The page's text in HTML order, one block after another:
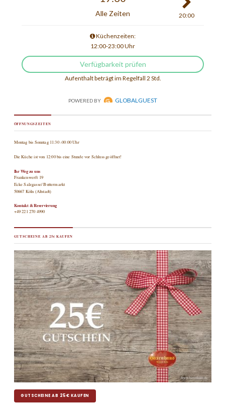
ÖFFNUNGSZEITEN
Montag bis Sonntag 11:30 -00:00 Uhr
Die Küche ist von 12:00 bis eine Stunde vor Schluss geöffnet!
Ihr Weg zu uns
Frankenwerft 19
Ecke Salzgasse/ Buttermarkt
50667 Köln (Altstadt)
Kontakt & Reservierung
+49 221 270 4990
GUTSCHEINE AB 25€ KAUFEN
GUTSCHEINE AB 25€ KAUFEN